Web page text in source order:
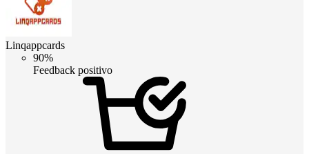
Linqappcards
90%
Feedback positivo